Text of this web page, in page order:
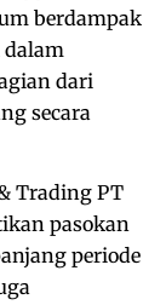
berdampak
dari
secara
Trading PT
pasokan
periode